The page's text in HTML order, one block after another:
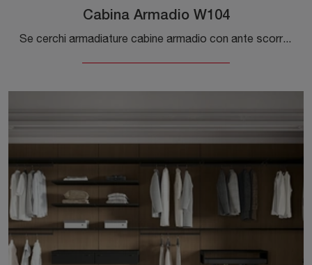
Cabina Armadio W104
Se cerchi armadiature cabine armadio con ante scorrevoli, clicca e scopri l'armadio Cabina Armadio W104 di Colombini Casa in melaminico.